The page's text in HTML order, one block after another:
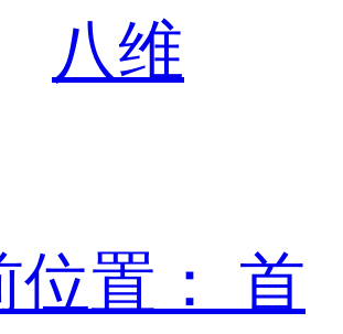
八维
位置： 首